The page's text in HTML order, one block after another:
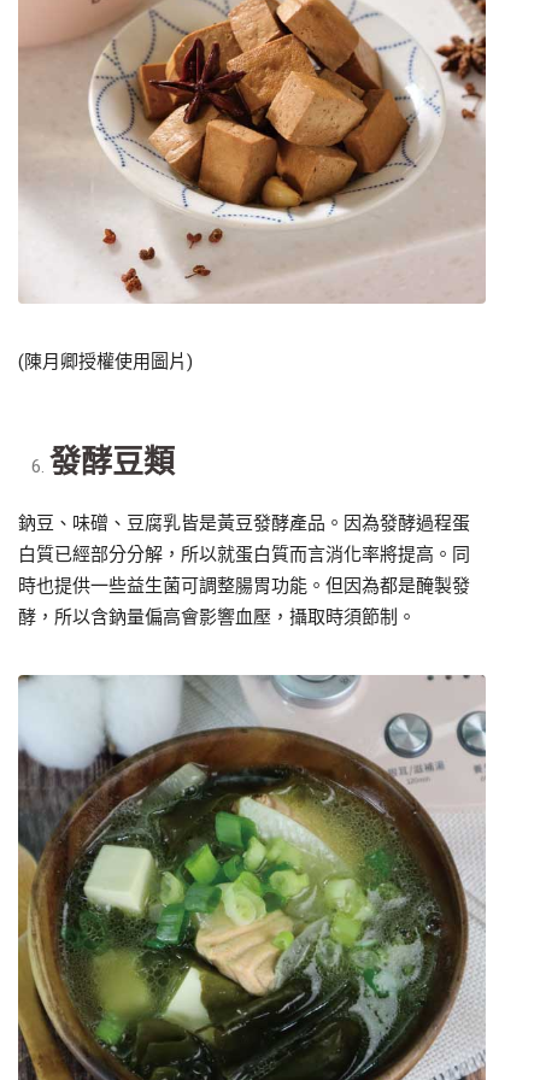
(陳月卿授權使用圖片)
發酵豆類
鈉豆、味磳、豆腐乳皆是黃豆發酵產品。因為發酵過程蛋
白質已經部分分解，所以就蛋白質而言消化率將提高。同
時也提供一些益生菌可調整腸胃功能。但因為都是醃製發
酵，所以含鈉量偏高會影響血壓，攝取時須節制。